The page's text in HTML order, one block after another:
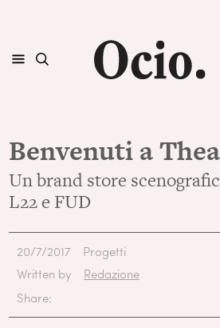
Benvenuti a
Un brand store
L22 e FUD
20/7/2017
Progetti
Written by
Redazione
Share: